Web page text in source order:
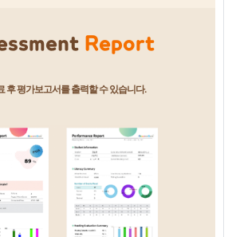
Report
후 평가보고서를 출력할 수 있습니다.